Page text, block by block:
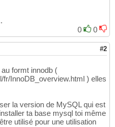
0
0
#2
formt innodb (
InnoDB_overview.html ) elles
la version de MySQL qui est
ta base mysql toi même
utilisé pour une utilisation